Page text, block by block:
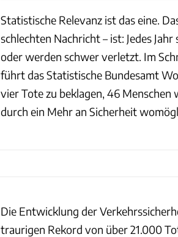
Statistische Relevanz ist das eine.
schlechten Nachricht – ist: Jedes
oder werden schwer verletzt. Im
führt das Statistische Bundesamt
vier Tote zu beklagen, 46
durch ein Mehr an Sicherheit
Die Entwicklung der
traurigen Rekord von über 21.000